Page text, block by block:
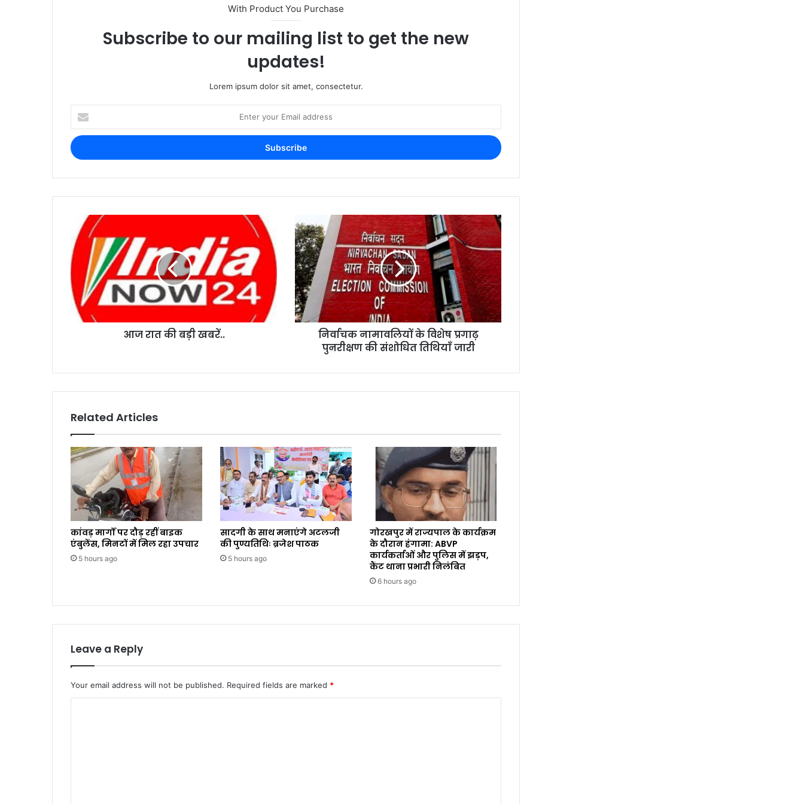
With Product You Purchase
Subscribe to our mailing list to get the new
updates!
Lorem ipsum dolor sit amet, consectetur.
आज रात की बड़ी खबरें..
निर्वाचक नामावलियों के विशेष प्रगाढ़
पुनरीक्षण की संशोधित तिथियाँ जारी
Related Articles
कांवड़ मार्गों पर दौड़ रहीं बाइक
एंबुलेंस, मिनटों में मिल रहा उपचार
5 hours ago
सादगी के साथ मनाएंगे अटलजी
की पुण्यतिथिः ब्रजेश पाठक
5 hours ago
गोरखपुर में राज्यपाल के कार्यक्रम
के दौरान हंगामा: ABVP
कार्यकर्ताओं और पुलिस में झड़प,
कैंट थाना प्रभारी निलंबित
6 hours ago
Leave a Reply
Your email address will not be published. Required fields are marked *